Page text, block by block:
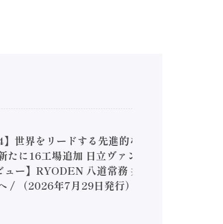
界をリードする先進的な
16工場追加 日立ヴァン
】RYODEN 八道常務 共
（2026年7月29日発行）